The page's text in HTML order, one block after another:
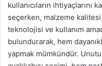
kullanıcıların ihtiyaçlarını
seçerken, malzeme kalitesi,
teknolojisi ve kullanım
bulundurarak, hem
yapmak mümkündür.